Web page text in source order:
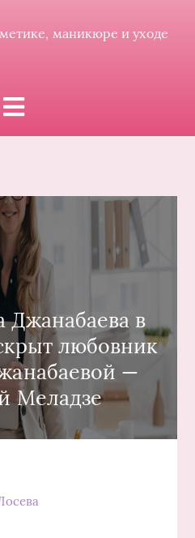
маникюре и уходе
Джанабаева в
любовник
—
Меладзе